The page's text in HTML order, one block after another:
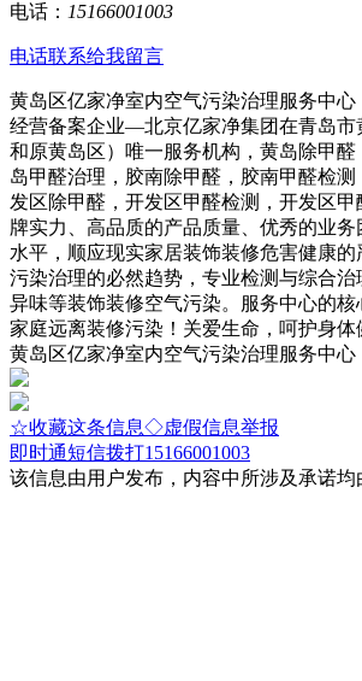
电话： 15166001003
电话联系给我留言
黄岛区亿家净室内空气污染治理服务中
经营备案企业—北京亿家净集团在青岛市
和原黄岛区）唯一服务机构，黄岛除甲
岛甲醛治理，胶南除甲醛，胶南甲醛检
发区除甲醛，开发区甲醛检测，开发区
牌实力、高品质的产品质量、优秀的业
水平，顺应现实家居装饰装修危害健康
污染治理的必然趋势，专业检测与综合治
异味等装饰装修空气污染。服务中心的核
家庭远离装修污染！关爱生命，呵护身体
黄岛区亿家净室内空气污染治理服务中心
☆收藏这条信息◇虚假信息举报
即时通短信拨打15166001003
该信息由用户发布，内容中所涉及承诺